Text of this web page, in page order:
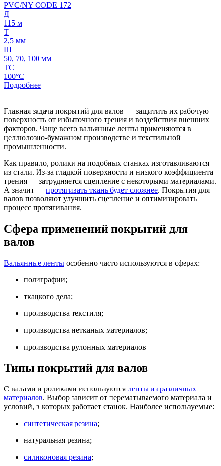
PVC/NY CODE 172
Д
115 м
Т
2,5 мм
Ш
50, 70, 100 мм
ТС
100°C
Подробнее
Главная задача покрытий для валов — защитить их рабочую
поверхность от избыточного трения и воздействия внешних
факторов. Чаще всего вальянные ленты применяются в
целлюлозно-бумажном производстве и текстильной
промышленности.
Как правило, ролики на подобных станках изготавливаются
из стали. Из-за гладкой поверхности и низкого коэффициента
трения — затрудняется сцепление с некоторыми материалами.
А значит — протягивать ткань будет сложнее. Покрытия для
валов позволяют улучшить сцепление и оптимизировать
процесс протягивания.
Сфера применений покрытий для
валов
Вальянные ленты особенно часто используются в сферах:
полиграфии;
ткацкого дела;
производства текстиля;
производства нетканых материалов;
производства рулонных материалов.
Типы покрытий для валов
С валами и роликами используются ленты из различных
материалов. Выбор зависит от перематываемого материала и
условий, в которых работает станок. Наиболее используемые:
синтетическая резина;
натуральная резина;
силиконовая резина;